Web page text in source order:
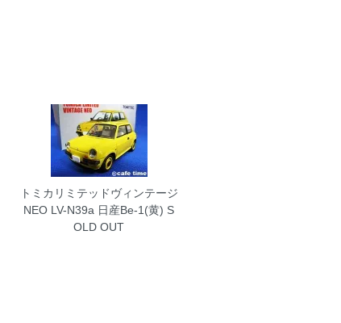
トミカリミテッドヴィンテージ
NEO LV-N39a 日産Be-1(黄) S
OLD OUT